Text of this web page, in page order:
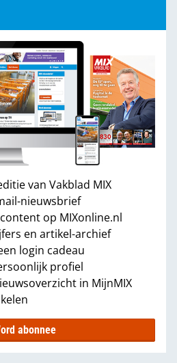
van Vakblad MIX
nieuwsbrief
op MIXonline.nl
en artikel-archief
login cadeau
profiel
in MijnMIX
abonnee